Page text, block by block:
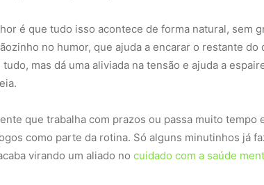
é que tudo isso acontece de forma natural, sem
no humor, que ajuda a encarar o restante do
mas dá uma aliviada na tensão e ajuda a
que trabalha com prazos ou passa muito
como parte da rotina. Só alguns minutinhos já
virando um aliado no cuidado com a saúde